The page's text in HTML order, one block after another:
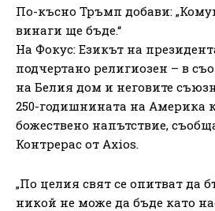
По-късно Тръмп добави:
винаги ще бъде.“
На Фокус: Езикът на
подчертано религиозен – в
на Белия дом и неговите
250-годишнината на Америка
божествено напътствие,
Контрерас от Axios.
„По целия свят се опитват да
никой не може да бъде като